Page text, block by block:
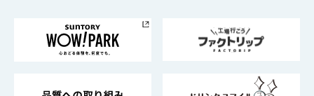
地域情報
サントリーサンバーズ大阪
サントリーが考えるサステナビリティ経営
企業概要